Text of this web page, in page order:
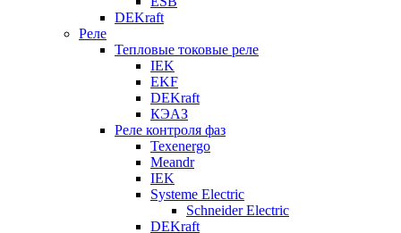
DEKraft
Реле
Тепловые токовые реле
IEK
EKF
DEKraft
КЭАЗ
Реле контроля фаз
Texenergo
Meandr
IEK
Systeme Electric
Schneider Electric
DEKraft